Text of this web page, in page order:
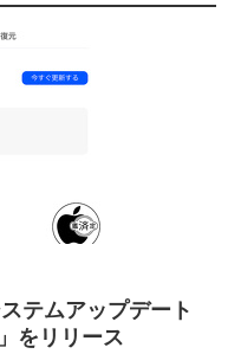
ステムアップデート
」をリリース